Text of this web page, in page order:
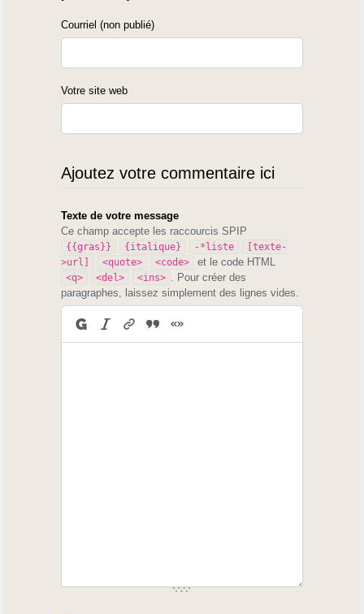
Courriel (non publié)
Votre site web
Ajoutez votre commentaire ici
Texte de votre message
Ce champ accepte les raccourcis SPIP
{{gras}} {italique} -*liste
[texte-
>url]
<quote> <code> et le code HTML
<q> <del> <ins>
. Pour créer des
paragraphes, laissez simplement des lignes vides.